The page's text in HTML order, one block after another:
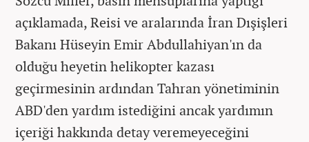
açıklamada, Reisi ve aralarında İran Dışişleri
Bakanı Hüseyin Emir Abdullahiyan'ın da
olduğu heyetin helikopter kazası
geçirmesinin ardından Tahran yönetiminin
ABD'den yardım istediğini ancak yardımın
içeriği hakkında detay veremeyeceğini